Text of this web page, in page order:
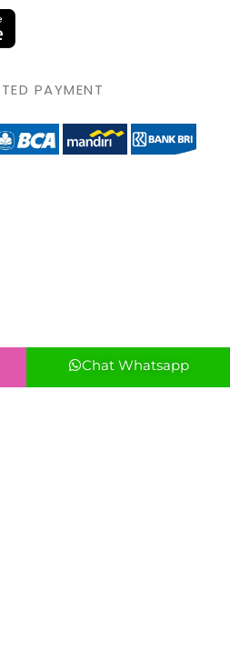
PAYMENT
Chat Whatsapp